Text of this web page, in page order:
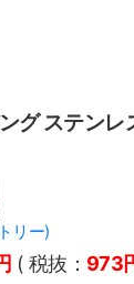
グ ステンレ
リー)
( 税抜： 973